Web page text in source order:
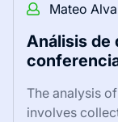
Mateo
Análisis de
The analysis
involves